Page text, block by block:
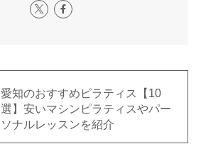
愛知のおすすめピラティス【10
選】安いマシンピラティスやパー
ソナルレッスンを紹介